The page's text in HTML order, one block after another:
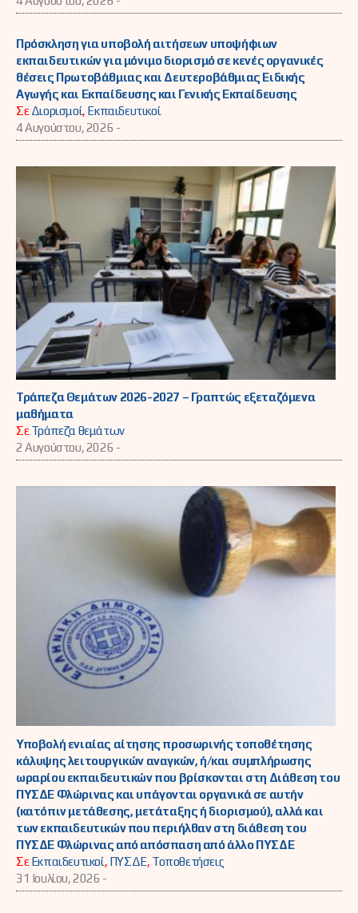
Πρόσκληση για υποβολή αιτήσεων υποψήφιων
εκπαιδευτικών για μόνιμο διορισμό σε κενές οργανικές
θέσεις Πρωτοβάθμιας και Δευτεροβάθμιας Ειδικής
Αγωγής και Εκπαίδευσης και Γενικής Εκπαίδευσης
ΣεΔιορισμοί, Εκπαιδευτικοί
4 Αυγούστου, 2026 -
Τράπεζα Θεμάτων 2026-2027 – Γραπτώς εξεταζόμενα
μαθήματα
ΣεΤράπεζα θεμάτων
2 Αυγούστου, 2026 -
Υποβολή ενιαίας αίτησης προσωρινής τοποθέτησης
κάλυψης λειτουργικών αναγκών, ή/και συμπλήρωσης
ωραρίου εκπαιδευτικών που βρίσκονται στη Διάθεση του
ΠΥΣΔΕ Φλώρινας και υπάγονται οργανικά σε αυτήν
(κατόπιν μετάθεσης, μετάταξης ή διορισμού), αλλά και
των εκπαιδευτικών που περιήλθαν στη διάθεση του
ΠΥΣΔΕ Φλώρινας από απόσπαση από άλλο ΠΥΣΔΕ
ΣεΕκπαιδευτικοί, ΠΥΣΔΕ, Τοποθετήσεις
31 Ιουλίου, 2026 -